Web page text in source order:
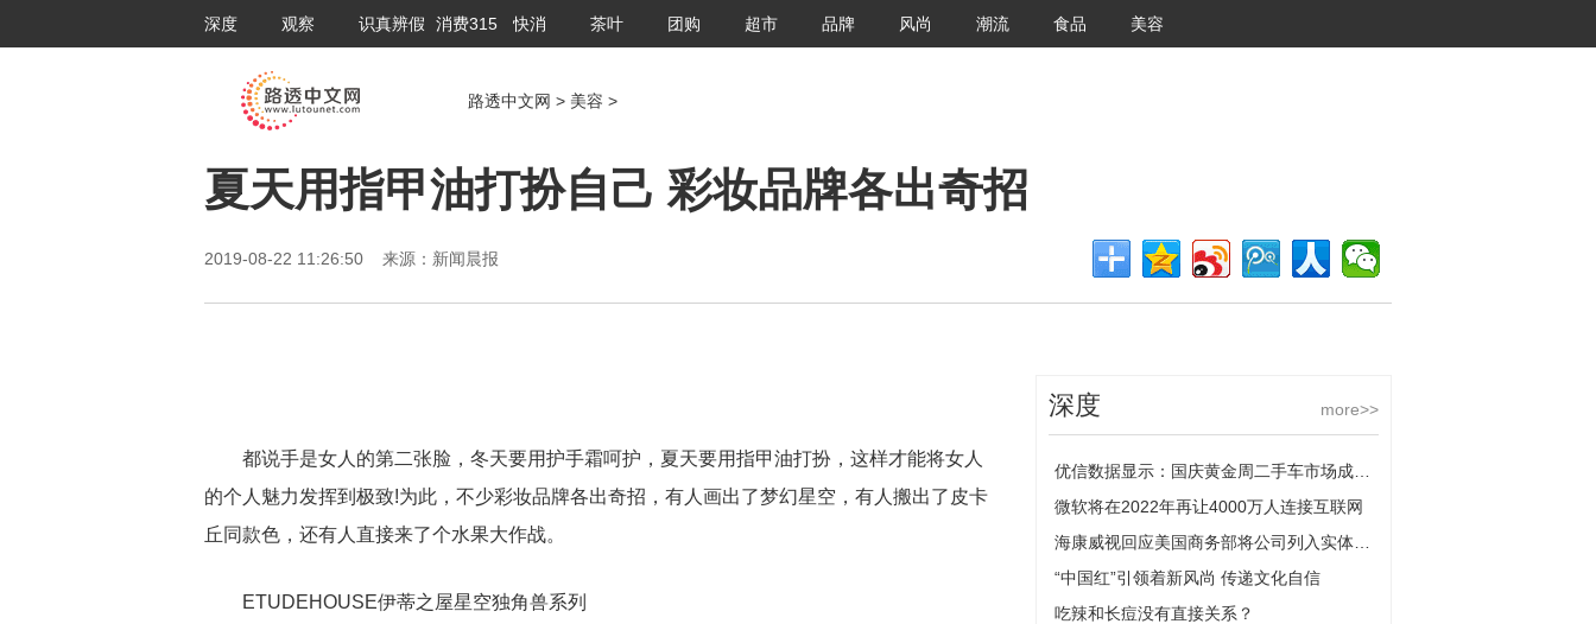
深度 观察 识真辨假 消费315 快消 茶叶 团购 超市 品牌 风尚 潮流 食品 美容
路透中文网 > 美容 >
夏天用指甲油打扮自己 彩妆品牌各出奇招
2019-08-22 11:26:50 来源：新闻晨报
都说手是女人的第二张脸，冬天要用护手霜呵护，夏天要用指甲油打扮，这样才能将女人
的个人魅力发挥到极致!为此，不少彩妆品牌各出奇招，有人画出了梦幻星空，有人搬出了皮卡
丘同款色，还有人直接来了个水果大作战。
ETUDEHOUSE伊蒂之屋星空独角兽系列
more>>
深度
微软将在2022年再让4000万人连接互联网
“中国红”引领着新风尚 传递文化自信
吃辣和长痘没有直接关系？